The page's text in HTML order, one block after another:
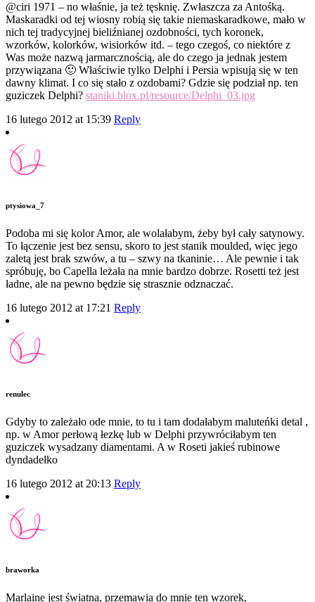
@ciri 1971 – no właśnie, ja też tęsknię. Zwłaszcza za Antośką.
Maskaradki od tej wiosny robią się takie niemaskaradkowe, mało w
nich tej tradycyjnej bieliźnianej ozdobności, tych koronek,
wzorków, kolorków, wisiorków itd. – tego czegoś, co niektóre z
Was może nazwą jarmarcznością, ale do czego ja jednak jestem
przywiązana 🙂 Właściwie tylko Delphi i Persia wpisują się w ten
dawny klimat. I co się stało z ozdobami? Gdzie się podział np. ten
guziczek Delphi? staniki.blox.pl/resource/Delphi_03.jpg
16 lutego 2012 at 15:39 Reply
ptysiowa_7
Podoba mi się kolor Amor, ale wolałabym, żeby był cały satynowy.
To łączenie jest bez sensu, skoro to jest stanik moulded, więc jego
zaletą jest brak szwów, a tu – szwy na tkaninie… Ale pewnie i tak
spróbuję, bo Capella leżała na mnie bardzo dobrze. Rosetti też jest
ładne, ale na pewno będzie się strasznie odznaczać.
16 lutego 2012 at 17:21 Reply
renulec
Gdyby to zależało ode mnie, to tu i tam dodałabym maluteńki detal ,
np. w Amor perłową łezkę lub w Delphi przywróciłabym ten
guziczek wysadzany diamentami. A w Roseti jakieś rubinowe
dyndadełko
16 lutego 2012 at 20:13 Reply
braworka
Marlaine jest światna, przemawia do mnie ten wzorek,